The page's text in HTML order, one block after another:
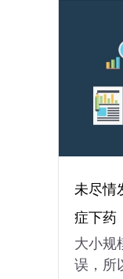
未尽情
症下药￼￼
大小规
误，所